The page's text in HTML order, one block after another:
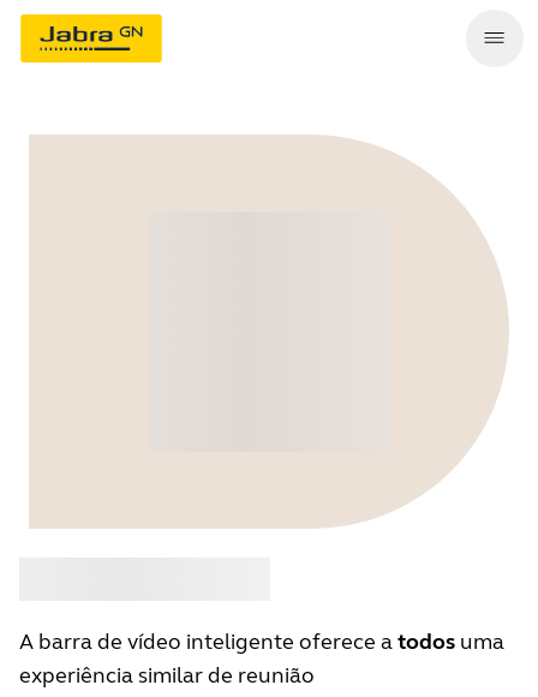
A barra de vídeo inteligente oferece atodos uma
experiência similar de reunião